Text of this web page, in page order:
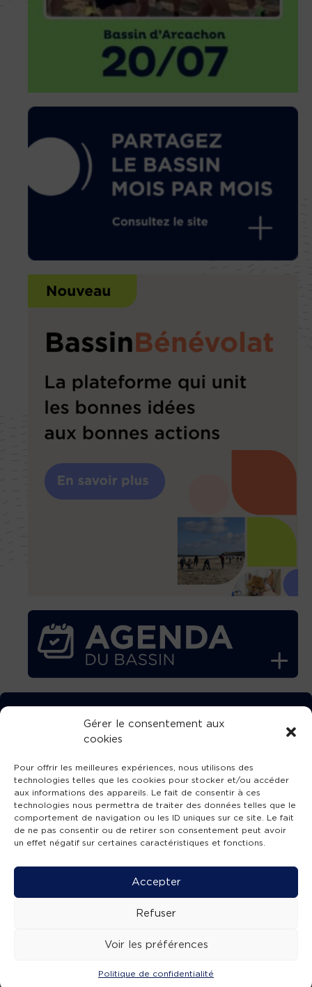
Gérer le consentement aux
cookies
Pour offrir les meilleures expériences, nous utilisons des
technologies telles que les cookies pour stocker et/ou accéder
aux informations des appareils. Le fait de consentir à ces
technologies nous permettra de traiter des données telles que le
comportement de navigation ou les ID uniques sur ce site. Le fait
de ne pas consentir ou de retirer son consentement peut avoir
un effet négatif sur certaines caractéristiques et fonctions.
Accepter
Refuser
Voir les préférences
Politique de confidentialité
ÉMISSIONS AGENDA
TÉLÉCHARGEZ GRATUITEMENT
L’APPLICATION TVBA !
SUIVEZ-NOUS !
Mentions légales -Accessibilité